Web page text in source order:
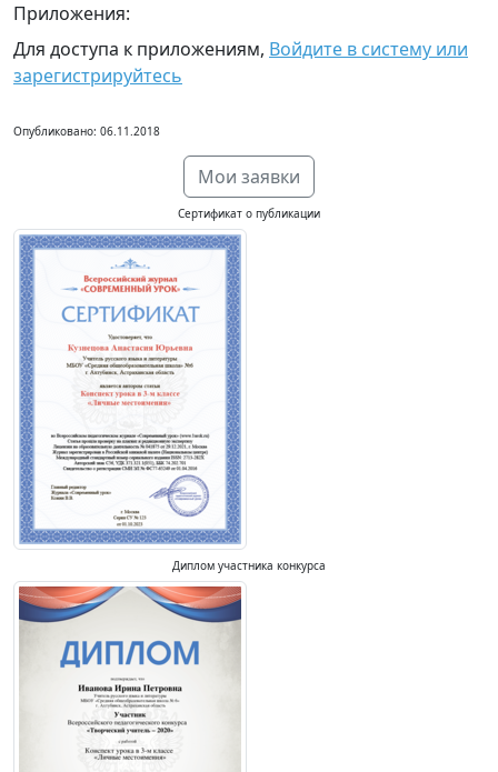
Приложения:
Для доступа к приложениям, Войдите в систему или
зарегистрируйтесь
Опубликовано: 06.11.2018
Мои заявки
Сертификат о публикации
Диплом участника конкурса